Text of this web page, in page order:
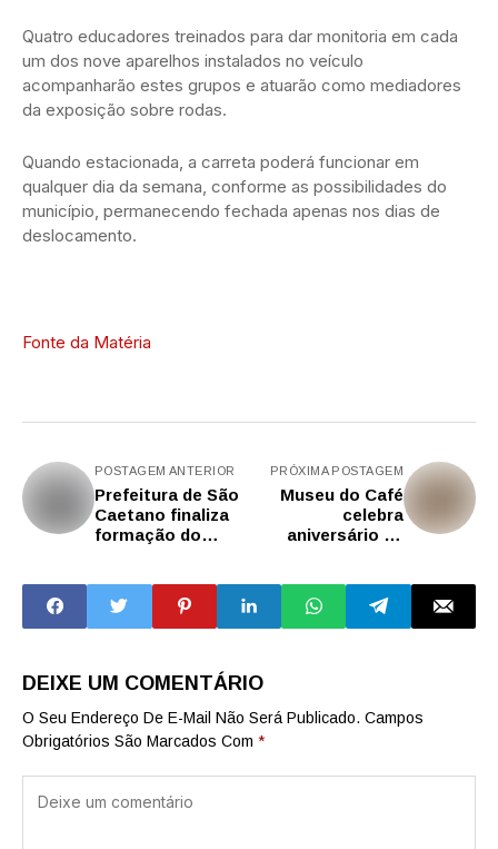
Quatro educadores treinados para dar monitoria em cada
um dos nove aparelhos instalados no veículo
acompanharão estes grupos e atuarão como mediadores
da exposição sobre rodas.
Quando estacionada, a carreta poderá funcionar em
qualquer dia da semana, conforme as possibilidades do
município, permanecendo fechada apenas nos dias de
deslocamento.
Fonte da Matéria
POSTAGEM ANTERIOR
Prefeitura de São
Caetano finaliza
formação do
com foco em
ética, educação e
acolhimento
PRÓXIMA POSTAGEM
Museu do Café
celebra
aniversário de
unem pão de cará
e café
DEIXE UM COMENTÁRIO
O Seu Endereço De E-Mail Não Será Publicado. Campos
Obrigatórios São Marcados Com *